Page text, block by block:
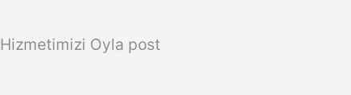
Hizmetimizi Oyla post